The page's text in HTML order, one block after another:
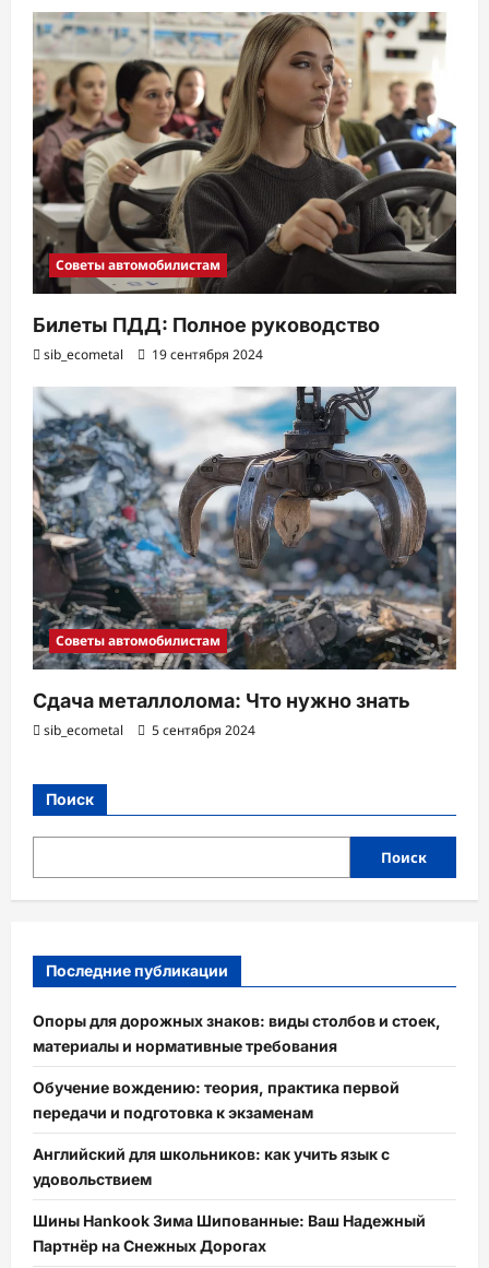
Советы автомобилистам
Билеты ПДД: Полное руководство
sib_ecometal 19 сентября 2024
Советы автомобилистам
Сдача металлолома: Что нужно знать
sib_ecometal 5 сентября 2024
Поиск
Поиск
Последние публикации
Опоры для дорожных знаков: виды столбов и стоек,
материалы и нормативные требования
Обучение вождению: теория, практика первой
передачи и подготовка к экзаменам
Английский для школьников: как учить язык с
удовольствием
Шины Hankook Зима Шипованные: Ваш Надежный
Партнёр на Снежных Дорогах